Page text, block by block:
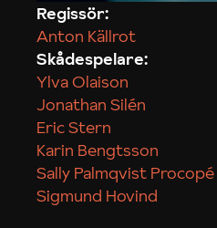
Regissör:
Anton Källrot
Skådespelare:
Ylva Olaison
Jonathan Silén
Eric Stern
Karin Bengtsson
Sally Palmqvist Procopé
Sigmund Hovind